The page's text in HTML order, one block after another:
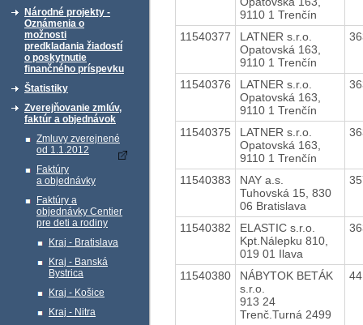
Národné projekty -
Oznámenia o
možnosti
predkladania žiadostí
o poskytnutie
finančného príspevku
Štatistiky
Zverejňovanie zmlúv,
faktúr a objednávok
Zmluvy zverejnené
od 1.1.2012
Faktúry
a objednávky
Faktúry a
objednávky Centier
pre deti a rodiny
Kraj - Bratislava
Kraj - Banská
Bystrica
Kraj - Košice
Kraj - Nitra
9110 1 Trenčín
11540377
LATNER s.r.o.
Opatovská 163,
9110 1 Trenčín
11540376
LATNER s.r.o.
Opatovská 163,
9110 1 Trenčín
11540375
LATNER s.r.o.
Opatovská 163,
9110 1 Trenčín
11540383
NAY a.s.
Tuhovská 15, 830
06 Bratislava
11540382
ELASTIC s.r.o.
Kpt.Nálepku 810,
019 01 Ilava
11540380
NÁBYTOK BETÁK
s.r.o.
913 24
Trenč.Turná 2499